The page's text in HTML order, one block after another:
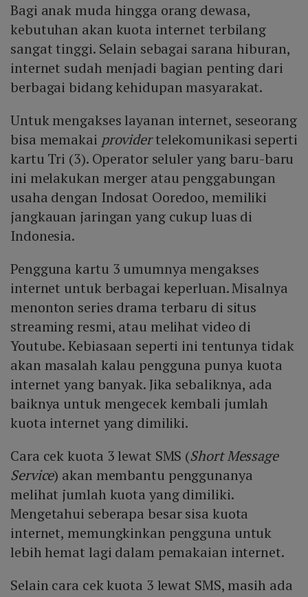
Bagi anak muda hingga orang dewasa,
kebutuhan akan kuota internet terbilang
sangat tinggi. Selain sebagai sarana hiburan,
internet sudah menjadi bagian penting dari
berbagai bidang kehidupan masyarakat.
Untuk mengakses layanan internet, seseorang
bisa memakai providertelekomunikasi seperti
kartu Tri (3). Operator seluler yang baru-baru
ini melakukan merger atau penggabungan
usaha dengan Indosat Ooredoo, memiliki
jangkauan jaringan yang cukup luas di
Indonesia.
Pengguna kartu 3 umumnya mengakses
internet untuk berbagai keperluan. Misalnya
menonton series drama terbaru di situs
streaming resmi, atau melihat video di
Youtube. Kebiasaan seperti ini tentunya tidak
akan masalah kalau pengguna punya kuota
internet yang banyak. Jika sebaliknya, ada
baiknya untuk mengecek kembali jumlah
kuota internet yang dimiliki.
Cara cek kuota 3 lewat SMS (Short Message
Service) akan membantu penggunanya
melihat jumlah kuota yang dimiliki.
Mengetahui seberapa besar sisa kuota
internet, memungkinkan pengguna untuk
lebih hemat lagi dalam pemakaian internet.
Selain cara cek kuota 3 lewat SMS, masih ada